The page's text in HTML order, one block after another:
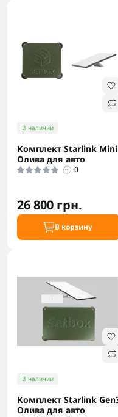
В наличии
Комплект Starlink Mini
Олива для авто
0
26 800 грн.
В корзину
В наличии
Комплект Starlink
Олива для авто